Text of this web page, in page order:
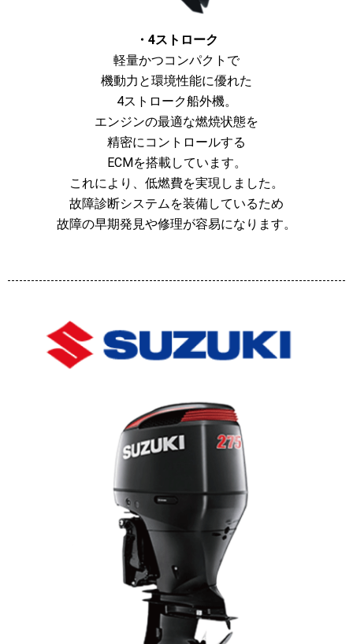
・4ストローク
軽量かつコンパクトで
機動力と環境性能に優れた
4ストローク船外機。
エンジンの最適な燃焼状態を
精密にコントロールする
ECMを搭載しています。
これにより、低燃費を実現しました。
故障診断システムを装備しているため
故障の早期発見や修理が容易になります。